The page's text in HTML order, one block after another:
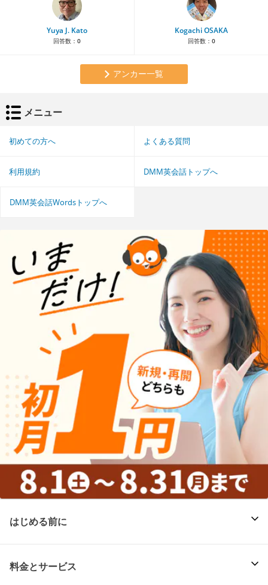
Yuya J. Kato
回答数： 0
Kogachi OSAKA
回答数： 0
アンカー一覧
メニュー
初めての方へ よくある質問
利用規約 DMM英会話トップへ
DMM英会話Wordsトップへ
はじめる前に
料金とサービス